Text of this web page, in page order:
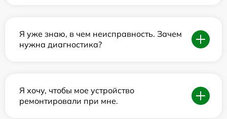
Я уже знаю, в чем неисправность. Зачем
нужна диагностика?
Я хочу, чтобы мое устройство
ремонтировали при мне.